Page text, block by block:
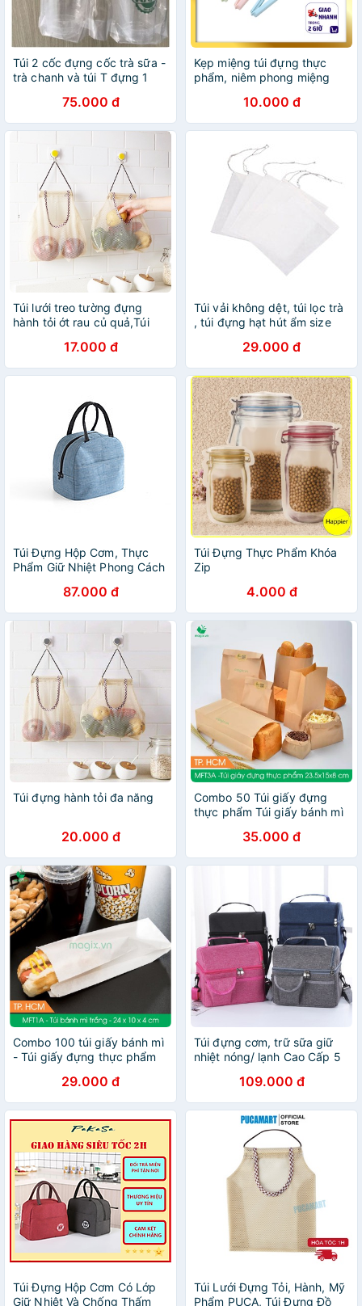
Túi 2 cốc đựng cốc trà sữa -
trà chanh và túi T đựng 1
75.000 đ
Kẹp miệng túi đựng thực
phẩm, niêm phong miệng
đựng thực phẩm an toàn
10.000 đ
Túi lưới treo tường đựng
hành tỏi ớt rau củ quả,Túi
phẩm(khohaanh09)
17.000 đ
Túi vải không dệt, túi lọc trà
, túi đựng hạt hút ẩm size
29.000 đ
Túi Đựng Hộp Cơm, Thực
Phẩm Giữ Nhiệt Phong Cách
87.000 đ
Túi Đựng Thực Phẩm Khóa
Zip
4.000 đ
Túi đựng hành tỏi đa năng
20.000 đ
Combo 50 Túi giấy đựng
thực phẩm Túi giấy bánh mì
35.000 đ
Combo 100 túi giấy bánh mì
- Túi giấy đựng thực phẩm
29.000 đ
Túi đựng cơm, trữ sữa giữ
nhiệt nóng/ lạnh Cao Cấp 5
109.000 đ
Túi Đựng Hộp Cơm Có Lớp
Giữ Nhiệt Và Chống Thấm
Túi Lưới Đựng Tỏi, Hành, Mỹ
Phẩm PUCA, Túi Đựng Đồ